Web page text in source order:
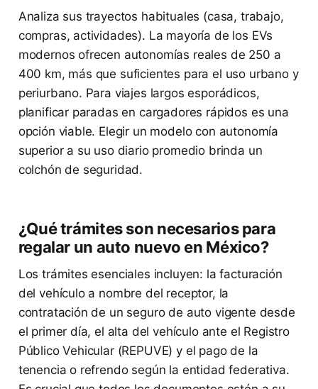
Analiza sus trayectos habituales (casa, trabajo,
compras, actividades). La mayoría de los EVs
modernos ofrecen autonomías reales de 250 a
400 km, más que suficientes para el uso urbano y
periurbano. Para viajes largos esporádicos,
planificar paradas en cargadores rápidos es una
opción viable. Elegir un modelo con autonomía
superior a su uso diario promedio brinda un
colchón de seguridad.
¿Qué trámites son necesarios para
regalar un auto nuevo en México?
Los trámites esenciales incluyen: la facturación
del vehículo a nombre del receptor, la
contratación de un seguro de auto vigente desde
el primer día, el alta del vehículo ante el Registro
Público Vehicular (REPUVE) y el pago de la
tenencia o refrendo según la entidad federativa.